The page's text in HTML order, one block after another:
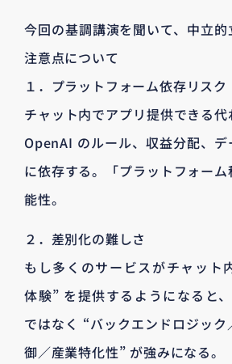
今回の基調講演を聞いて、中立
注意点について
１．プラットフォーム依存リスク
チャット内でアプリ提供できる
OpenAI のルール、収益分配、デ
に依存する。「プラットフォー
能性。
２．差別化の難しさ
もし多くのサービスがチャット
体験” を提供するようになると
ではなく “バックエンドロジッ
御／産業特化性” が強みになる。